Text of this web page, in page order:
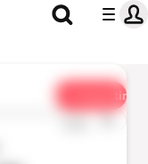
Compartir
1x